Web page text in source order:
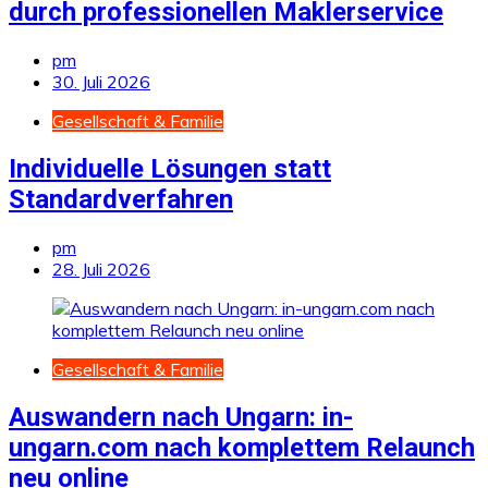
durch professionellen Maklerservice
pm
30. Juli 2026
Gesellschaft & Familie
Individuelle Lösungen statt
Standardverfahren
pm
28. Juli 2026
Gesellschaft & Familie
Auswandern nach Ungarn: in-
ungarn.com nach komplettem Relaunch
neu online